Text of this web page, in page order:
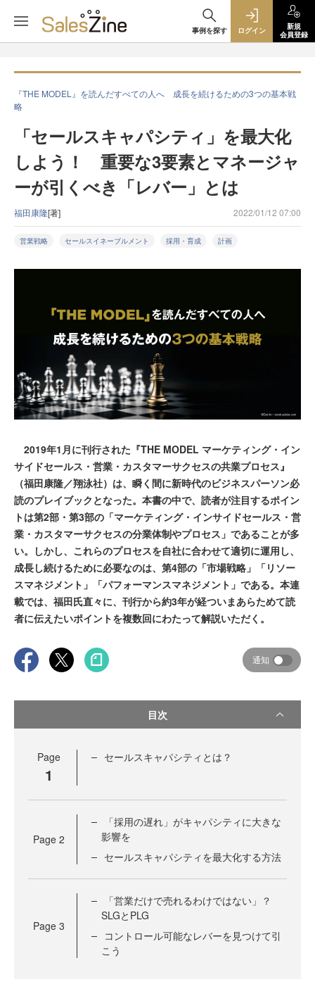
事例を探す ログイン
新規
会員登録
『THE MODEL』を読んだすべての人へ 成長を続けるための3つの基本戦
略
「セールスキャパシティ」を最大化
しよう！ 重要な3要素とマネージャ
ーが引くべき「レバー」とは
福田康隆[著] 2022/01/12 07:00
営業戦略 セールスイネーブルメント 採用・育成 計画
2019年1月に刊行された『THE MODEL マーケティング・イン
サイドセールス・営業・カスタマーサクセスの共業プロセス』
（福田康隆／翔泳社）は、瞬く間に新時代のビジネスパーソン必
読のプレイブックとなった。本書の中で、読者が注目するポイン
トは第2部・第3部の「マーケティング・インサイドセールス・営
業・カスタマーサクセスの分業体制やプロセス」であることが多
い。しかし、これらのプロセスを自社に合わせて適切に運用し、
成長し続けるために必要なのは、第4部の「市場戦略」「リソー
スマネジメント」「パフォーマンスマネジメント」である。本連
載では、福田氏直々に、刊行から約3年が経ついまあらためて読
者に伝えたいポイントを複数回にわたって解説いただく。
通知
目次
Page
1
セールスキャパシティとは？
Page 2
「採用の遅れ」がキャパシティに大きな
影響を
セールスキャパシティを最大化する方法
Page 3
「営業だけで売れるわけではない」？
SLGとPLG
コントロール可能なレバーを見つけて引
こう